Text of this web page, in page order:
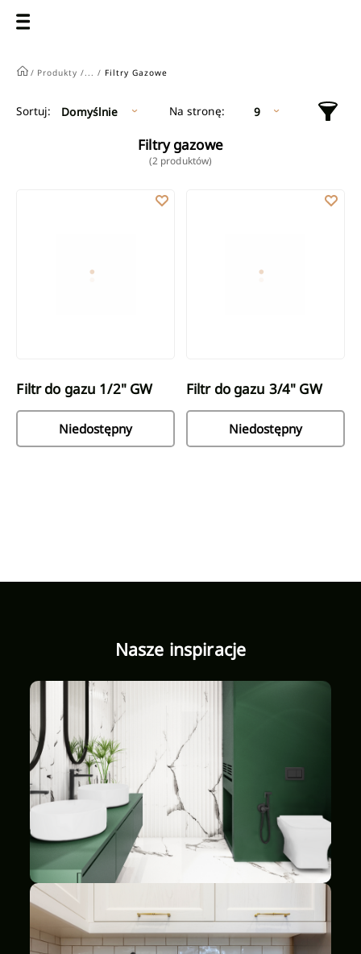
/ Produkty / ... / Filtry Gazowe
Sortuj: Domyślnie Na stronę: 9
Filtry gazowe
(2 produktów)
Filtr do gazu 1/2" GW
Niedostępny
Filtr do gazu 3/4" GW
Niedostępny
Nasze inspiracje